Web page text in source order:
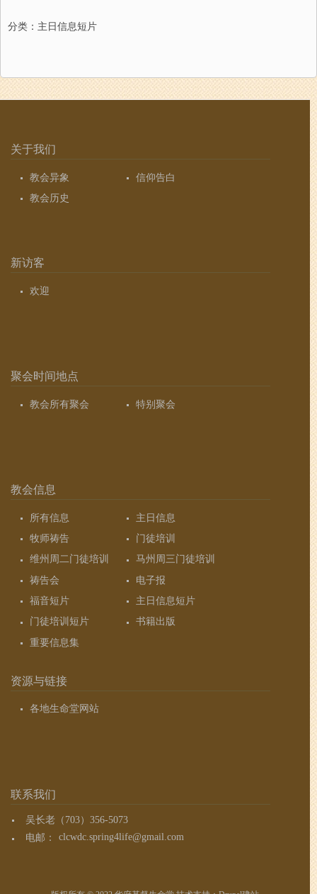
分类： 主日信息短片
关于我们
教会异象
信仰告白
教会历史
新访客
欢迎
聚会时间地点
教会所有聚会 特别聚会
教会信息
所有信息
主日信息
牧师祷告
门徒培训
维州周二门徒培训
马州周三门徒培训
祷告会
电子报
福音短片
主日信息短片
门徒培训短片
书籍出版
重要信息集
资源与链接
各地生命堂网站
联系我们
吴长老（703）356-5073
电邮：
clcwdc.spring4life@gmail.com